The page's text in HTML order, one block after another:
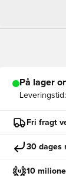
På lager
Leveringstid:
Fri fragt
30 dages
10